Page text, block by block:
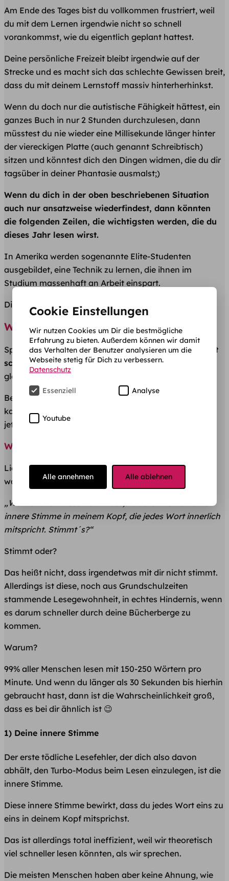
Am Ende des Tages bist du vollkommen frustriert, weil
du mit dem Lernen irgendwie nicht so schnell
vorankommst, wie du eigentlich geplant hattest.
Deine persönliche Freizeit bleibt irgendwie auf der
Strecke und es macht sich das schlechte Gewissen breit,
dass du mit deinem Lernstoff massiv hinterherhinkst.
Wenn du doch nur die autistische Fähigkeit hättest, ein
ganzes Buch in nur 2 Stunden durchzulesen, dann
müsstest du nie wieder eine Millisekunde länger hinter
der viereckigen Platte (auch genannt Schreibtisch)
sitzen und könntest dich den Dingen widmen, die du dir
tagsüber in deiner Phantasie ausmalst;)
Wenn du dich in der oben beschriebenen Situation
auch nur ansatzweise wiederfindest, dann könnten
die folgenden Zeilen, die wichtigsten werden, die du
dieses Jahr lesen wirst.
In Amerika werden sogenannte Elite-Studenten
ausgebildet, eine Technik zu lernen, die ihnen im
Studium massenhaft an Arbeit einspart.
Diese Technik nennt sich Speed Reading
Was ist Speed Reading?
Speed Reading ist eine Lese-Technik, mit der du rasant
schnell deine Bücherberge abarbeitenkannst und
gleichzeitig den Inhalt viel besser aufnimmst.
Bevor ich dir verraten kann, wie du schneller lesen
kannst, ist es wichtig für dich zu wissen, was dich bis
jetzt massiv davon abgehalten hat, schneller zu lesen.
Was dich davon abhält schneller zu lesen
Lies dir den folgenden Satz durch und achte darauf,
was dabei in deinem Kopf passiert:
„Während ich diesen Satz lese, habe ich keine kleine
innere Stimme in meinem Kopf, die jedes Wort innerlich
mitspricht. Stimmt´s?“
Stimmt oder?
Das heißt nicht, dass irgendetwas mit dir nicht stimmt.
Allerdings ist diese, noch aus Grundschulzeiten
stammende Lesegewohnheit, in echtes Hindernis, wenn
es darum schneller durch deine Bücherberge zu
kommen.
Warum?
99% aller Menschen lesen mit 150-250 Wörtern pro
Minute. Und wenn du länger als 30 Sekunden bis hierhin
gebraucht hast, dann ist die Wahrscheinlichkeit groß,
dass es bei dir ähnlich ist 😉
1) Deine innere Stimme
Der erste tödliche Lesefehler, der dich also davon
abhält, den Turbo-Modus beim Lesen einzulegen, ist die
innere Stimme.
Diese innere Stimme bewirkt, dass du jedes Wort eins zu
eins in deinem Kopf mitsprichst.
Das ist allerdings total ineffizient, weil wir theoretisch
viel schneller lesen könnten, als wir sprechen.
Die meisten Menschen haben aber keine Ahnung, wie
Cookie Einstellungen
Wir nutzen Cookies um Dir die bestmögliche
Erfahrung zu bieten. Außerdem können wir damit
das Verhalten der Benutzer analysieren um die
Webseite stetig für Dich zu verbessern.
Datenschutz
Essenziell Analyse
Youtube
Alle annehmen Alle ablehnen